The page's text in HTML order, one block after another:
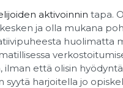
aktivoinnin tapa.
ja olla mukana
huolimatta
että olisin
harjoitella jo